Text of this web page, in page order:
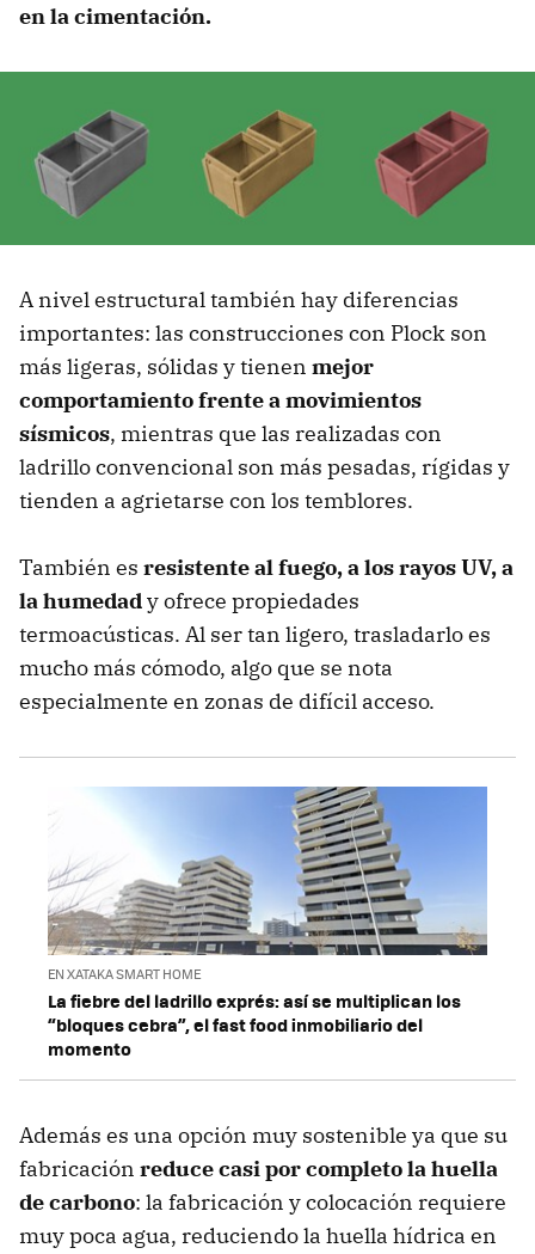
en la cimentación.
A nivel estructural también hay diferencias
importantes: las construcciones con Plock son
más ligeras, sólidas y tienen mejor
comportamiento frente a movimientos
sísmicos, mientras que las realizadas con
ladrillo convencional son más pesadas, rígidas y
tienden a agrietarse con los temblores.
También es resistente al fuego, a los rayos UV, a
la humedady ofrece propiedades
termoacústicas. Al ser tan ligero, trasladarlo es
mucho más cómodo, algo que se nota
especialmente en zonas de difícil acceso.
EN XATAKA SMART HOME
La fiebre del ladrillo exprés: así se multiplican los
“bloques cebra”, el fast food inmobiliario del
momento
Además es una opción muy sostenible ya que su
fabricación reduce casi por completo la huella
de carbono: la fabricación y colocación requiere
muy poca agua, reduciendo la huella hídrica en